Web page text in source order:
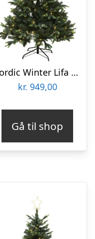
Nordic Winter Lifa kunstigt juletræ med lys, 150 x 106 cm
kr. 949,00
Gå til shop